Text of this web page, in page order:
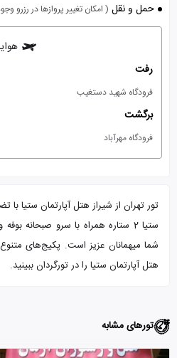
حمل و نقل ( امکان تغییر پروازها در رزرو
رفت
فرودگاه شهید دستغیب
برگشت
فرودگاه مهرآباد
تور تهران از شیراز هتل آپارتمان ستیا
ستیا 2 ستاره همراه با سرو صبحانه
شما میهمانان عزیز است. پکیج‌های
هتل آپارتمان ستیا را در تورگردان ببینید.
تورهای مشابه